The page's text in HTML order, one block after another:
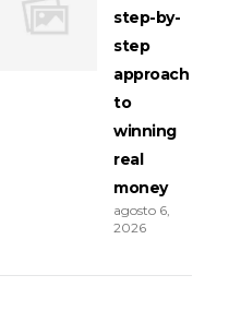
step-by-
step
approach
to
winning
real
money
agosto 6,
2026